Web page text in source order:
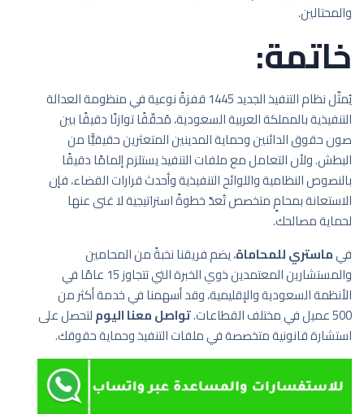
والمحتالين.
خاتمة:
يُمثّل نظام التنفيذ الجديد 1445 قفزةً نوعية في منظومة العدالة
التنفيذية بالمملكة العربية السعودية، مُحقّقًا توازنًا دقيقًا بين
صون حقوق الدائنين وحماية المدينين المتعثرين حقيقيًّا من
البطش. ولأن التعامل مع ملفات التنفيذ يستلزم إلمامًا دقيقًا
بالنصوص النظامية واللوائح التنفيذية وأحدث قرارات القضاء، فإن
الاستعانة بمحامٍ متخصص تُعدّ خطوةً استراتيجية لا غنى عنها
لحماية مصالحك.
فيماستري للمحاماة، يضم فريقنا نخبةً من المحامين
والمستشارين المعتمدين ذوي الخبرة التي تتجاوز 15 عامًا في
الأنظمة السعودية والإقليمية، وقد أسهمنا في خدمة أكثر من
500 عميل في مختلف القطاعات.
تواصل معنا اليوملتحصل على
استشارة قانونية متخصصة في ملفات التنفيذ وحماية حقوقك.